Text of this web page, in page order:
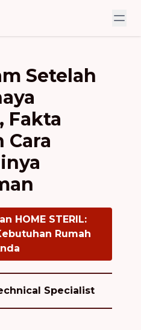
Setelah
Fakta
Cara
HOME STERIL:
Rumah
Specialist